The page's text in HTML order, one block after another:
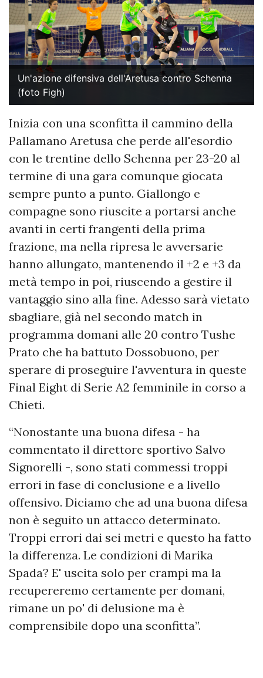
Un'azione difensiva dell'Aretusa contro Schenna
(foto Figh)
Inizia con una sconfitta il cammino della
Pallamano Aretusa che perde all'esordio
con le trentine dello Schenna per 23-20 al
termine di una gara comunque giocata
sempre punto a punto. Giallongo e
compagne sono riuscite a portarsi anche
avanti in certi frangenti della prima
frazione, ma nella ripresa le avversarie
hanno allungato, mantenendo il +2 e +3 da
metà tempo in poi, riuscendo a gestire il
vantaggio sino alla fine. Adesso sarà vietato
sbagliare, già nel secondo match in
programma domani alle 20 contro Tushe
Prato che ha battuto Dossobuono, per
sperare di proseguire l'avventura in queste
Final Eight di Serie A2 femminile in corso a
Chieti.
“Nonostante una buona difesa - ha
commentato il direttore sportivo Salvo
Signorelli -, sono stati commessi troppi
errori in fase di conclusione e a livello
offensivo. Diciamo che ad una buona difesa
non è seguito un attacco determinato.
Troppi errori dai sei metri e questo ha fatto
la differenza. Le condizioni di Marika
Spada? E' uscita solo per crampi ma la
recupereremo certamente per domani,
rimane un po' di delusione ma è
comprensibile dopo una sconfitta”.